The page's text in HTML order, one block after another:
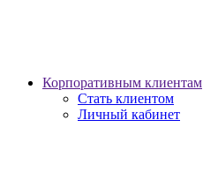
Корпоративным клиентам
Стать клиентом
Личный кабинет